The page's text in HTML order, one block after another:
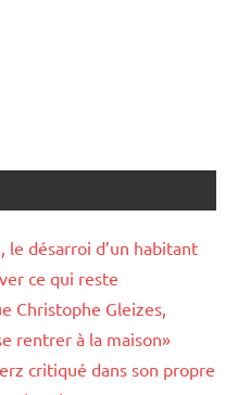
le désarroi d’un habitant
ce qui reste
Christophe Gleizes,
rentrer à la maison»
critiqué dans son propre